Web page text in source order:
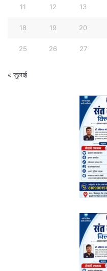
11 12 13
18 19 20
25 26 27
« जुलाई